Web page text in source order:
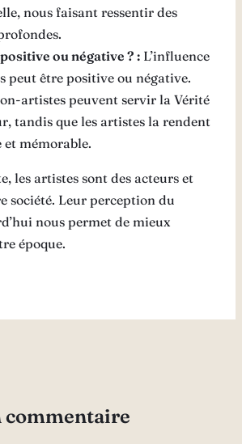
nous faisant ressentir des
ou négative ? : L’influence
peut être positive ou négative.
artistes peuvent servir la Vérité
tandis que les artistes la rendent
mémorable.
les artistes sont des acteurs et
société. Leur perception du
nous permet de mieux
époque.
commentaire